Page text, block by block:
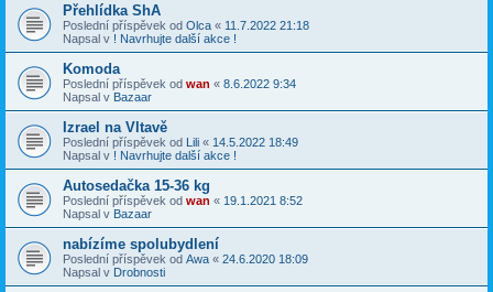
Přehlídka ShA
Poslední příspěvek od Olca « 11.7.2022 21:18
Napsal v ! Navrhujte další akce !
Komoda
Poslední příspěvek od wan « 8.6.2022 9:34
Napsal v Bazaar
Izrael na Vltavě
Poslední příspěvek od Lili « 14.5.2022 18:49
Napsal v ! Navrhujte další akce !
Autosedačka 15-36 kg
Poslední příspěvek od wan « 19.1.2021 8:52
Napsal v Bazaar
nabízíme spolubydlení
Poslední příspěvek od Awa « 24.6.2020 18:09
Napsal v Drobnosti